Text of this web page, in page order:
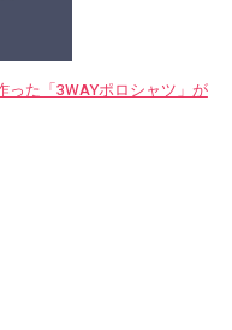
った「3WAYポロシャツ」が